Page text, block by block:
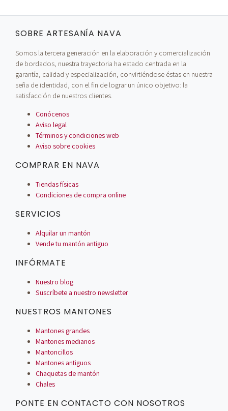
SOBRE ARTESANÍA NAVA
Somos la tercera generación en la elaboración y comercialización
de bordados, nuestra trayectoria ha estado centrada en la
garantía, calidad y especialización, convirtiéndose éstas en nuestra
seña de identidad, con el fin de lograr un único objetivo: la
satisfacción de nuestros clientes.
Conócenos
Aviso legal
Términos y condiciones web
Aviso sobre cookies
COMPRAR EN NAVA
Tiendas físicas
Condiciones de compra online
SERVICIOS
Alquilar un mantón
Vende tu mantón antiguo
INFÓRMATE
Nuestro blog
Suscríbete a nuestro newsletter
NUESTROS MANTONES
Mantones grandes
Mantones medianos
Mantoncillos
Mantones antiguos
Chaquetas de mantón
Chales
PONTE EN CONTACTO CON NOSOTROS